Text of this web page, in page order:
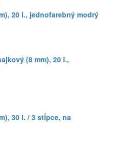
20 l., jednofarebný modrý
(8 mm), 20 l.,
30 l. / 3 stĺpce, na